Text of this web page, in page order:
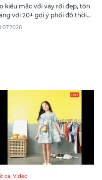
phối nhất
kiểu mặc với váy rời đẹp, tôn
với 20+ gợi ý phối đồ thời
2026. Khám phá cách chọn
cả, Video